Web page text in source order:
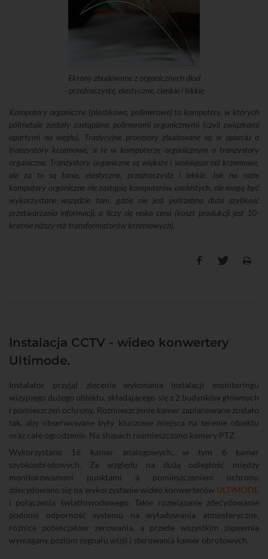
Ekrany zbudowane z organicznych diod
- przeźroczyste, elastyczne, cienkie i lekkie
Komputery organiczne (plastikowe, polimerowe) to komputery, w których
półmetale zostały zastąpione polimerami organicznymi (czyli związkami
opartymi na węglu). Tradycyjne procesory zbudowane są w oparciu o
tranzystory krzemowe, a te w komputerze organicznym o tranzystory
organiczne. Tranzystory organiczne są większe i wolniejsze niż krzemowe,
ale za to są tanie, elastyczne, przeźroczyste i lekkie. Jak na razie
komputery organiczne nie zastąpią komputerów osobistych, ale mogą być
wykorzystane wszędzie tam, gdzie nie jest potrzebna duża szybkość
przetwarzania informacji, a liczy się niska cena (koszt produkcji jest 10-
krotnie niższy niż transformatorów krzemowych).
Instalacja CCTV - wideo konwertery
Ultimode.
Instalator przyjął zlecenie wykonania instalacji monitoringu
wizyjnego dużego obiektu, składającego się z 2 budynków głównych
i pomieszczeń ochrony. Rozmieszczenie kamer zaplanowane zostało
tak, aby obserwowane były kluczowe miejsca na terenie obiektu
oraz całe ogrodzenie. Na słupach rozmieszczono kamery PTZ.
Wykorzystano 16 kamer analogowych, w tym 6 kamer
szybkoobrotowych. Ze względu na dużą odległość między
monitorowanymi punktami a pomieszczeniem ochrony,
zdecydowano się na wykorzystanie wideo konwerterów ULTIMODE
i połączenia światłowodowego. Takie rozwiązanie zdecydowanie
podnosi odporność systemu na wyładowania atmosferyczne,
różnice potencjałów zerowania, a przede wszystkim zapewnia
wymagany poziom sygnału wizji i sterowania kamer obrotowych.